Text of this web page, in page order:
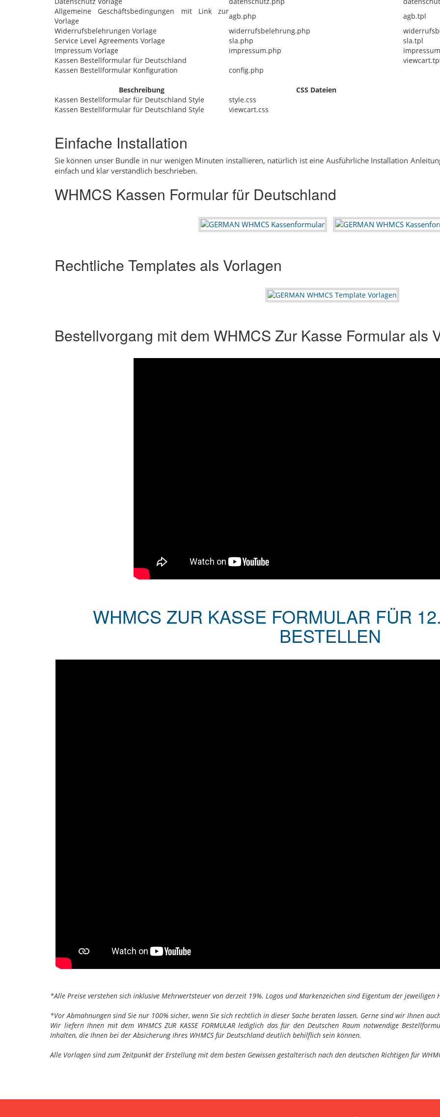
Allgemeine Geschäftsbedingungen mit Link zur
Vorlage
agb.php
agb.tpl
Widerrufsbelehrungen Vorlage
widerrufsbelehrung.php
Service Level Agreements Vorlage
sla.php
sla.tpl
Impressum Vorlage
impressum.php
Kassen Bestellformular für Deutschland
Kassen Bestellformular Konfiguration
config.php
Beschreibung
CSS Dateien
Kassen Bestellformular für Deutschland Style
style.css
Kassen Bestellformular für Deutschland Style
viewcart.css
Einfache Installation
Sie können unser Bundle in nur wenigen Minuten installieren, natürlich ist eine Ausführliche Installation
einfach und klar verständlich beschrieben.
WHMCS Kassen Formular für Deutschland
Rechtliche Templates als Vorlagen
Bestellvorgang mit dem WHMCS Zur Kasse Formular als
WHMCS ZUR KASSE FORMULAR FÜR
BESTELLEN
*Alle Preise verstehen sich inklusive Mehrwertsteuer von derzeit 19%. Logos und Markenzeichen sind Eigentum der
*Vor Abmahnungen sind Sie nur 100% sicher, wenn Sie sich rechtlich in dieser Sache beraten lassen. Gerne sind wir Ihnen
Wir liefern Ihnen mit dem WHMCS ZUR KASSE FORMULAR lediglich das für den Deutschen Raum notwendige
Inhalten, die Ihnen bei der Absicherung Ihres WHMCS für Deutschland deutlich behilflich sein können.
Alle Vorlagen sind zum Zeitpunkt der Erstellung mit dem besten Gewissen gestalterisch nach den deutschen Richtigen für